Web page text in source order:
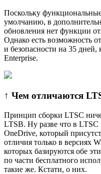
Поскольку
умолчанию, в
обновления нет функции
Однако есть возможность
и безопасности на 35
Enterprise.
↑ Чем отличаются
Принцип сборки LTSC
LTSB. Ну разве что в LTSC
OneDrive, который
отличия только в версиях
которых базируются обе
по части бесплатного
такие же. Кстати, о них.